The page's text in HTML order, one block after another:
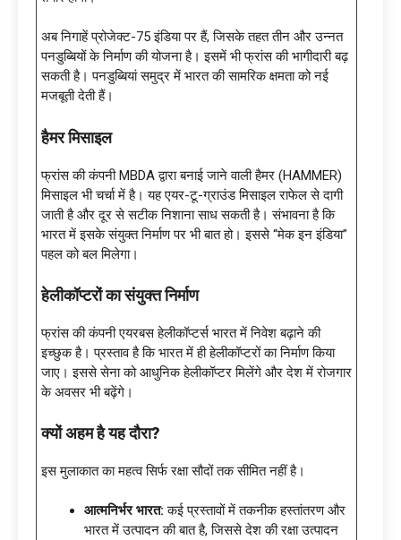
अब निगाहें प्रोजेक्ट-75 इंडिया पर हैं, जिसके तहत तीन और उन्नत
पनडुब्बियों के निर्माण की योजना है। इसमें भी फ्रांस की भागीदारी बढ़
सकती है। पनडुब्बियां समुद्र में भारत की सामरिक क्षमता को नई
मजबूती देती हैं।
हैमर मिसाइल
फ्रांस की कंपनी MBDA द्वारा बनाई जाने वाली हैमर (HAMMER)
मिसाइल भी चर्चा में है। यह एयर-टू-ग्राउंड मिसाइल राफेल से दागी
जाती है और दूर से सटीक निशाना साध सकती है। संभावना है कि
भारत में इसके संयुक्त निर्माण पर भी बात हो। इससे “मेक इन इंडिया”
पहल को बल मिलेगा।
हेलीकॉप्टरों का संयुक्त निर्माण
फ्रांस की कंपनी एयरबस हेलीकॉप्टर्स भारत में निवेश बढ़ाने की
इच्छुक है। प्रस्ताव है कि भारत में ही हेलीकॉप्टरों का निर्माण किया
जाए। इससे सेना को आधुनिक हेलीकॉप्टर मिलेंगे और देश में रोजगार
के अवसर भी बढ़ेंगे।
क्यों अहम है यह दौरा?
इस मुलाकात का महत्व सिर्फ रक्षा सौदों तक सीमित नहीं है।
आत्मनिर्भर भारत: कई प्रस्तावों में तकनीक हस्तांतरण और
भारत में उत्पादन की बात है, जिससे देश की रक्षा उत्पादन